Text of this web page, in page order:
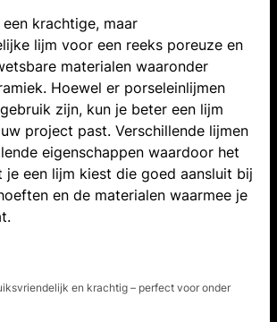
krachtige, maar
lijm voor een reeks poreuze en
materialen waaronder
Hoewel er porseleinlijmen
zijn, kun je beter een lijm
project past. Verschillende lijmen
eigenschappen waardoor het
je een lijm kiest die goed aansluit bij
en de materialen waarmee je
en krachtig – perfect voor onder